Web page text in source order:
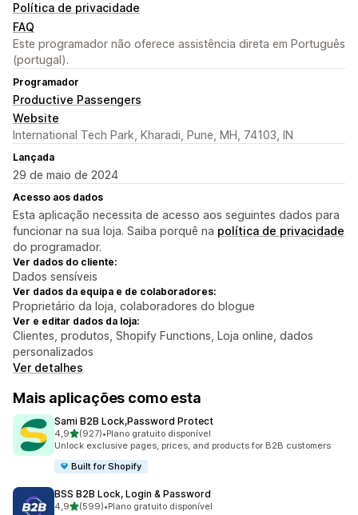
Política de privacidade
FAQ
Este programador não oferece assistência direta em Português
(portugal).
Programador
Productive Passengers
Website
International Tech Park, Kharadi, Pune, MH, 74103, IN
Lançada
29 de maio de 2024
Acesso aos dados
Esta aplicação necessita de acesso aos seguintes dados para
funcionar na sua loja. Saiba porquê na política de privacidade
do programador.
Ver dados do cliente:
Dados sensíveis
Ver dados da equipa e de colaboradores:
Proprietário da loja, colaboradores do blogue
Ver e editar dados da loja:
Clientes, produtos, Shopify Functions, Loja online, dados
personalizados
Ver detalhes
Mais aplicações como esta
Sami B2B Lock,Password Protect
4,9de 5 estrelas
(927)
927 total de avaliações
•Plano gratuito disponível
Unlock exclusive pages, prices, and products for B2B customers
Built for Shopify
BSS B2B Lock, Login & Password
4,9de 5 estrelas
(599)
599 total de avaliações
•Plano gratuito disponível